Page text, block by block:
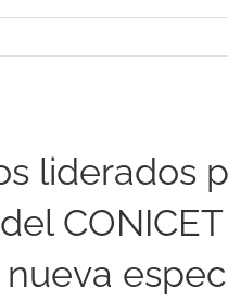
liderados